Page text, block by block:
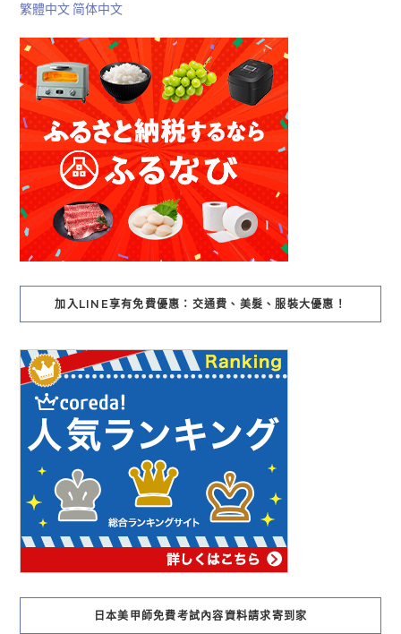
繁體中文 简体中文
加入LINE享有免費優惠：交通費、美髮、服裝大優惠！
日本美甲師免費考試內容資料請求寄到家